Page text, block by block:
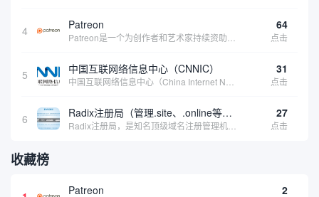
4 Patreon 64
点击
5 中国互联网络信息中心（CNNIC） 31
点击
6 Radix注册局（管理.site、.online等顶级域名） 27
点击
收藏榜
Patreon 2